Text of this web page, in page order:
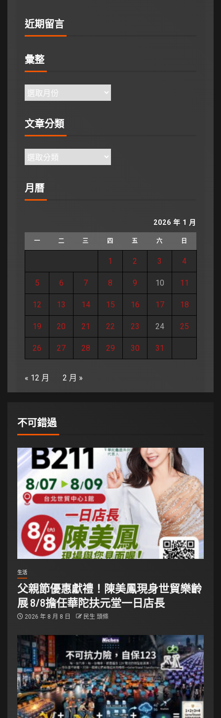
近期留言
彙整
文章分類
月曆
2026 年 1 月
一 二 三 四 五 六 日
1 2 3 4
5 6 7 8 9 10 11
12 13 14 15 16 17 18
19 20 21 22 23 24 25
26 27 28 29 30 31
« 12 月 2 月 »
不可錯過
生活
父親節優惠獻禮！陳美鳳現身世貿樂齡
展 8/8擔任華陀扶元堂一日店長
2026 年 8 月 8 日 民生 頭條